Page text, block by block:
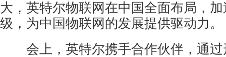
大，英特尔物联网在中国全面布局，
级，为中国物联网的发展提供驱动力。
会上，英特尔携手合作伙伴，通过